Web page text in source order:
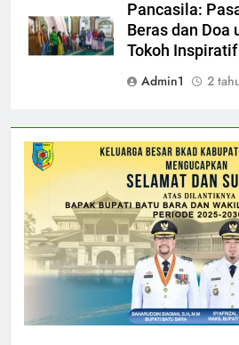
Pancasila:
Beras dan
Tokoh Inspiratif
Admin1
2